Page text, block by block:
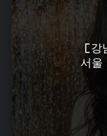
[
서